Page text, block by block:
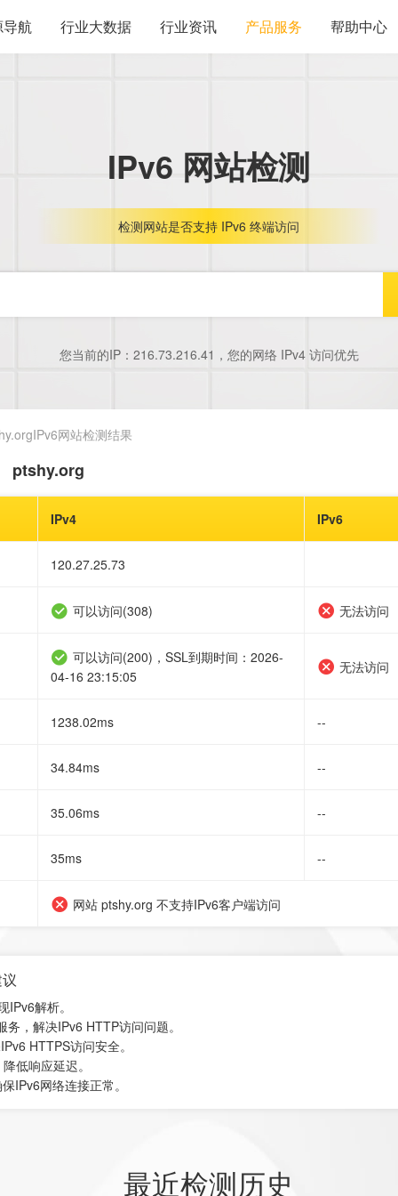
航 行业大数据 行业资讯 产品服务 帮助中心
IPv6 网站检测
检测网站是否支持 IPv6 终端访问
您当前的IP： 216.73.216.41 ，您的网络 IPv4 访问优先
网站检测结果
ptshy.org
IPv4 IPv6
120.27.25.73
可以访问(308) 无法访问
可以访问(200)，SSL到期时间：2026-
04-16 23:15:05
无法访问
1238.02ms --
34.84ms --
35.06ms --
35ms --
网站 ptshy.org 不支持IPv6客户端访问
IPv6解析。
，解决IPv6 HTTP访问问题。
HTTPS访问安全。
低响应延迟。
IPv6网络连接正常。
最近检测历史